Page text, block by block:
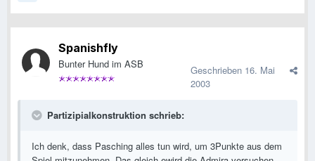
Spanishfly
Bunter Hund im ASB Geschrieben 16. Mai
2003
Partizipialkonstruktion schrieb:
Ich denk, dass Pasching alles tun wird, um 3Punkte aus dem